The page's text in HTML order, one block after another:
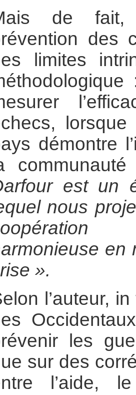
de fait,
des
limites
lorsque
démontre
est un
nous
en
».
l’auteur,
les
sur des
l’aide,